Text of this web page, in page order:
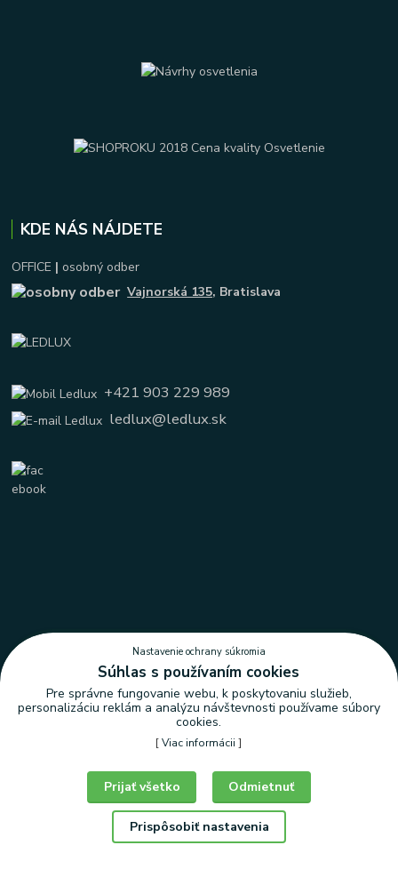
KDE NÁS NÁJDETE
OFFICE | osobný odber
Vajnorská 135, Bratislava
+421 903 229 989
ledlux@ledlux.sk
Nastavenie ochrany súkromia
Súhlas s používaním cookies
Pre správne fungovanie webu, k poskytovaniu služieb,
personalizáciu reklám a analýzu návštevnosti používame súbory
cookies.
[Viac informácii ]
Odmietnuť
Prispôsobiť nastavenia
Prijať všetko